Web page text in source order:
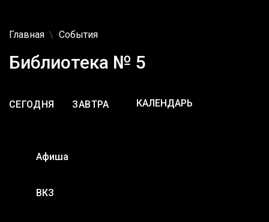
Главная События
Библиотека № 5
СЕГОДНЯ ЗАВТРА
Афиша
ВКЗ